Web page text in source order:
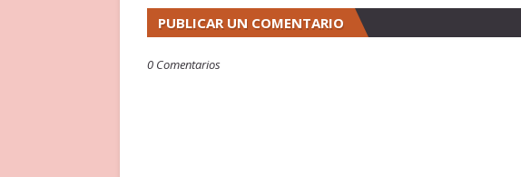
PUBLICAR UN COMENTARIO
0 Comentarios